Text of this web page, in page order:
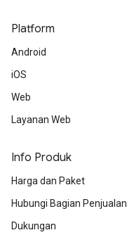
Platform
Android
iOS
Web
Layanan Web
Info Produk
Harga dan Paket
Hubungi Bagian Penjualan
Dukungan